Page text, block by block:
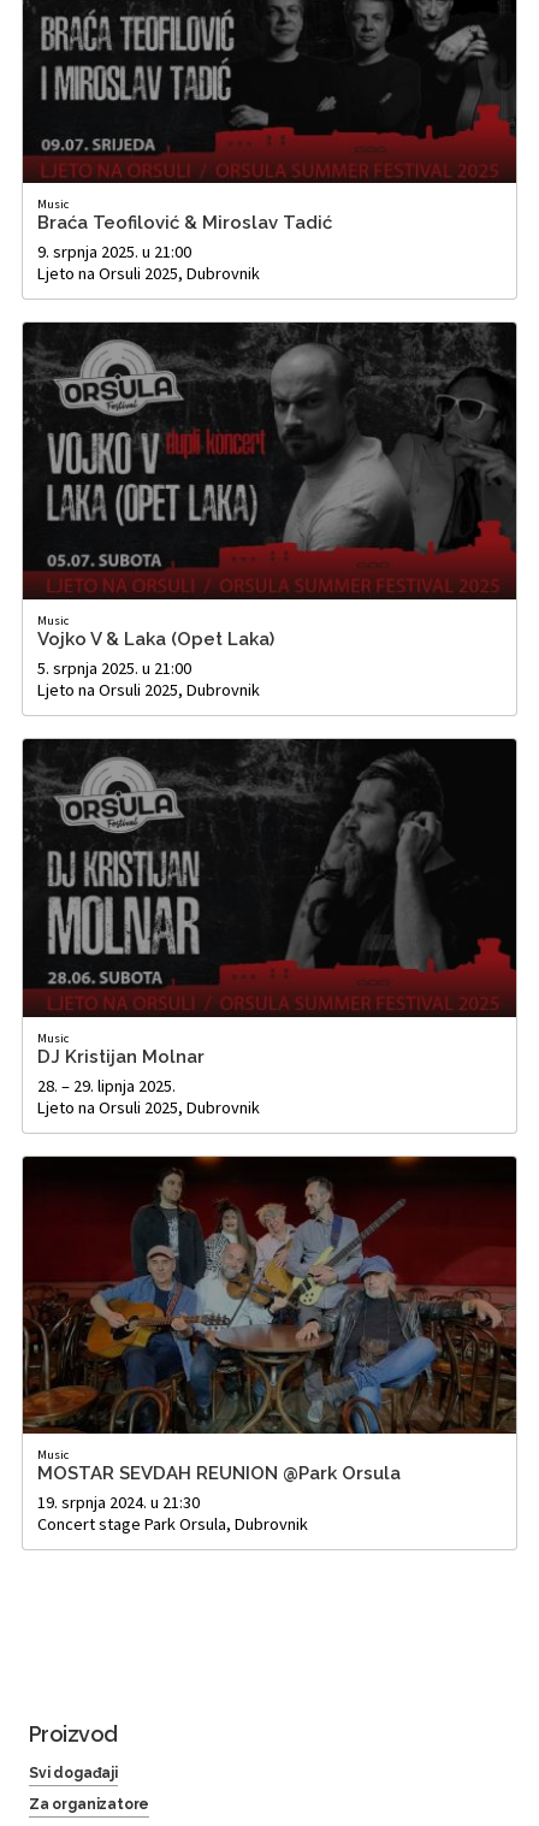
Music
Braća Teofilović & Miroslav Tadić
9. srpnja 2025. u 21:00
Ljeto na Orsuli 2025, Dubrovnik
Music
Vojko V & Laka (Opet Laka)
5. srpnja 2025. u 21:00
Ljeto na Orsuli 2025, Dubrovnik
Music
DJ Kristijan Molnar
28. – 29. lipnja 2025.
Ljeto na Orsuli 2025, Dubrovnik
Music
MOSTAR SEVDAH REUNION @Park Orsula
19. srpnja 2024. u 21:30
Concert stage Park Orsula, Dubrovnik
Proizvod
Svi događaji
Za organizatore